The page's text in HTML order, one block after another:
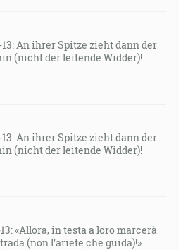
An ihrer Spitze zieht dann der
(nicht der leitende Widder)!
An ihrer Spitze zieht dann der
(nicht der leitende Widder)!
«Allora, in testa a loro marcerà
(non l’ariete che guida)!»